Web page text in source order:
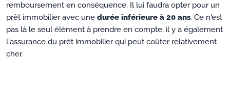
remboursement en conséquence. Il lui faudra opter pour un
prêt immobilier avec une durée inférieure à 20 ans. Ce n'est
pas là le seul élément à prendre en compte, il y a également
l'assurance du prêt immobilier qui peut coûter relativement
cher.